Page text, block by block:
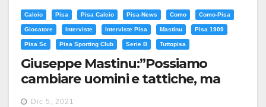
Calcio Pisa Pisa Calcio Pisa-News Como Como-Pisa
Giocatore Interviste Interviste Pisa Mastinu Pisa 1909
Pisa Sc Pisa Sporting Club Serie B Tuttopisa
Giuseppe Mastinu:”Possiamo
cambiare uomini e tattiche, ma
non l’atteggiamento”
Dic 5, 2021